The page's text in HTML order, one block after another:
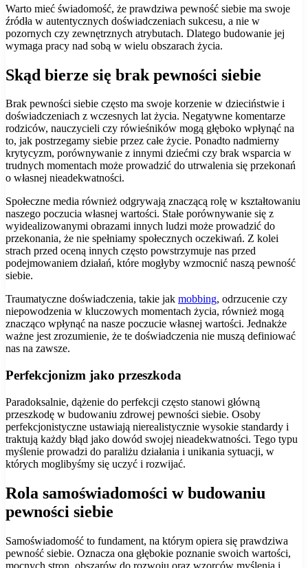
Warto mieć świadomość, że prawdziwa pewność siebie ma swoje
źródła w autentycznych doświadczeniach sukcesu, a nie w
pozornych czy zewnętrznych atrybutach. Dlatego budowanie jej
wymaga pracy nad sobą w wielu obszarach życia.
Skąd bierze się brak pewności siebie
Brak pewności siebie często ma swoje korzenie w dzieciństwie i
doświadczeniach z wczesnych lat życia. Negatywne komentarze
rodziców, nauczycieli czy rówieśników mogą głęboko wpłynąć na
to, jak postrzegamy siebie przez całe życie. Ponadto nadmierny
krytycyzm, porównywanie z innymi dziećmi czy brak wsparcia w
trudnych momentach może prowadzić do utrwalenia się przekonań
o własnej nieadekwatności.
Społeczne media również odgrywają znaczącą rolę w kształtowaniu
naszego poczucia własnej wartości. Stałe porównywanie się z
wyidealizowanymi obrazami innych ludzi może prowadzić do
przekonania, że nie spełniamy społecznych oczekiwań. Z kolei
strach przed oceną innych często powstrzymuje nas przed
podejmowaniem działań, które mogłyby wzmocnić naszą pewność
siebie.
Traumatyczne doświadczenia, takie jak mobbing, odrzucenie czy
niepowodzenia w kluczowych momentach życia, również mogą
znacząco wpłynąć na nasze poczucie własnej wartości. Jednakże
ważne jest zrozumienie, że te doświadczenia nie muszą definiować
nas na zawsze.
Perfekcjonizm jako przeszkoda
Paradoksalnie, dążenie do perfekcji często stanowi główną
przeszkodę w budowaniu zdrowej pewności siebie. Osoby
perfekcjonistyczne ustawiają nierealistycznie wysokie standardy i
traktują każdy błąd jako dowód swojej nieadekwatności. Tego typu
myślenie prowadzi do paraliżu działania i unikania sytuacji, w
których moglibyśmy się uczyć i rozwijać.
Rola samoświadomości w budowaniu
pewności siebie
Samoświadomość to fundament, na którym opiera się prawdziwa
pewność siebie. Oznacza ona głębokie poznanie swoich wartości,
mocnych stron, obszarów do rozwoju oraz wzorców myślenia i